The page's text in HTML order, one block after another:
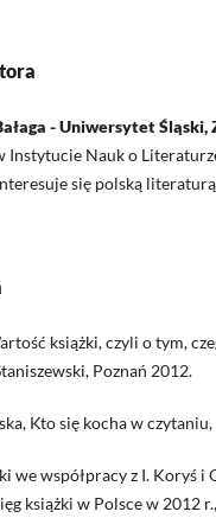
- Uniwersytet
Instytucie Nauk o
się polską
książki, czyli o tym,
Poznań 2012.
Kto się kocha w
we współpracy z I. Koryś
książki w Polsce w 2012